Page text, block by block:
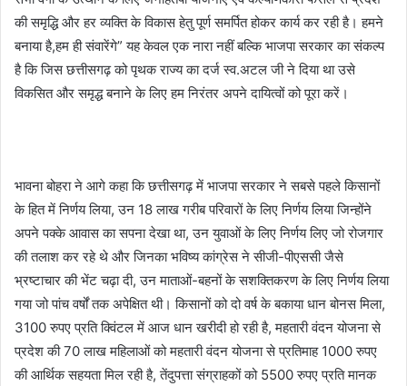
की समृद्धि और हर व्यक्ति के विकास हेतु पूर्ण समर्पित होकर कार्य कर रही है। हमने
बनाया है,हम ही संवारेंगे” यह केवल एक नारा नहीं बल्कि भाजपा सरकार का संकल्प
है कि जिस छत्तीसगढ़ को पृथक राज्य का दर्ज स्व.अटल जी ने दिया था उसे
विकसित और समृद्ध बनाने के लिए हम निरंतर अपने दायित्वों को पूरा करें।
भावना बोहरा ने आगे कहा कि छत्तीसगढ़ में भाजपा सरकार ने सबसे पहले किसानों
के हित में निर्णय लिया, उन 18 लाख गरीब परिवारों के लिए निर्णय लिया जिन्होंने
अपने पक्के आवास का सपना देखा था, उन युवाओं के लिए निर्णय लिए जो रोजगार
की तलाश कर रहे थे और जिनका भविष्य कांग्रेस ने सीजी-पीएससी जैसे
भ्रष्टाचार की भेंट चढ़ा दी, उन माताओं-बहनों के सशक्तिकरण के लिए निर्णय लिया
गया जो पांच वर्षों तक अपेक्षित थी। किसानों को दो वर्ष के बकाया धान बोनस मिला,
3100 रुपए प्रति क्विंटल में आज धान खरीदी हो रही है, महतारी वंदन योजना से
प्रदेश की 70 लाख महिलाओं को महतारी वंदन योजना से प्रतिमाह 1000 रुपए
की आर्थिक सहयता मिल रही है, तेंदुपत्ता संग्राहकों को 5500 रुपए प्रति मानक